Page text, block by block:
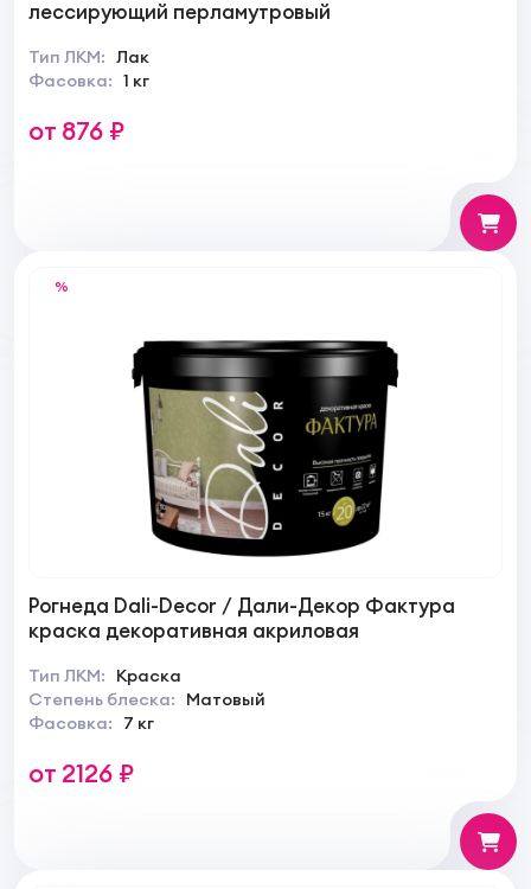
лессирующий перламутровый
Тип ЛКМ: Лак
Фасовка: 1 кг
от 876 ₽
%
Рогнеда Dali-Decor / Дали-Декор Фактура
краска декоративная акриловая
Тип ЛКМ:
Краска
Степень блеска:
Матовый
Фасовка:
7 кг
от 2126 ₽